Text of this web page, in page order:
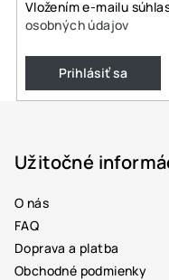
Vložením e-mailu
osobných údajov
Prihlásiť sa
Užitočné
O nás
FAQ
Doprava a platba
Obchodné podmienky